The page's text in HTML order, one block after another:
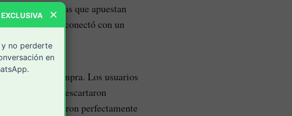
en plataformas que apuestan
y dinamismo conectó con un
la calma.
de compra. Los usuarios
del día y descartaron
se alinearon perfectamente
×
y no perderte
en